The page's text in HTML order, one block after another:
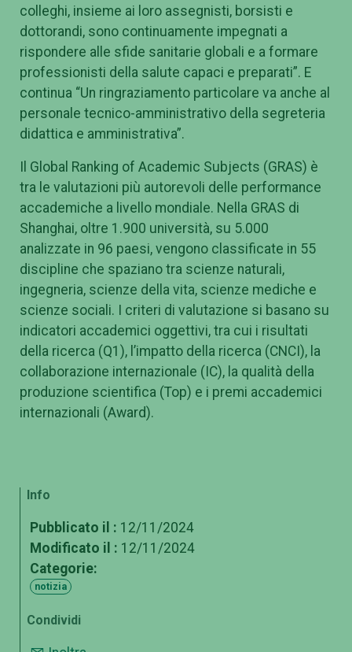
colleghi, insieme ai loro assegnisti, borsisti e
dottorandi, sono continuamente impegnati a
rispondere alle sfide sanitarie globali e a formare
professionisti della salute capaci e preparati”. E
continua “Un ringraziamento particolare va anche al
personale tecnico-amministrativo della segreteria
didattica e amministrativa”.
Il Global Ranking of Academic Subjects (GRAS) è
tra le valutazioni più autorevoli delle performance
accademiche a livello mondiale. Nella GRAS di
Shanghai, oltre 1.900 università, su 5.000
analizzate in 96 paesi, vengono classificate in 55
discipline che spaziano tra scienze naturali,
ingegneria, scienze della vita, scienze mediche e
scienze sociali. I criteri di valutazione si basano su
indicatori accademici oggettivi, tra cui i risultati
della ricerca (Q1), l’impatto della ricerca (CNCI), la
collaborazione internazionale (IC), la qualità della
produzione scientifica (Top) e i premi accademici
internazionali (Award).
Info
Pubblicato il : 12/11/2024
Modificato il : 12/11/2024
Categorie:
notizia
Condividi